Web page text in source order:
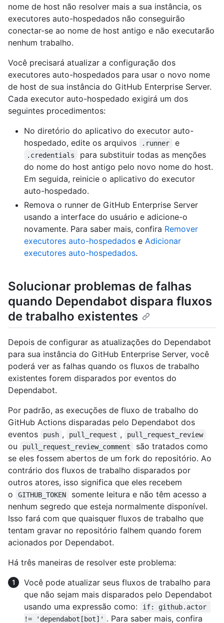
nome de host não resolver mais a sua instância, os
executores auto-hospedados não conseguirão
conectar-se ao nome de host antigo e não executarão
nenhum trabalho.
Você precisará atualizar a configuração dos
executores auto-hospedados para usar o novo nome
de host de sua instância do GitHub Enterprise Server.
Cada executor auto-hospedado exigirá um dos
seguintes procedimentos:
No diretório do aplicativo do executor auto-
hospedado, edite os arquivos
.runner e
.credentials
para substituir todas as menções
do nome do host antigo pelo novo nome do host.
Em seguida, reinicie o aplicativo do executor
auto-hospedado.
Remova o runner de GitHub Enterprise Server
usando a interface do usuário e adicione-o
novamente. Para saber mais, confira Remover
executores auto-hospedados e Adicionar
executores auto-hospedados.
Solucionar problemas de falhas
quando Dependabot dispara fluxos
de trabalho existentes
Depois de configurar as atualizações do Dependabot
para sua instância do GitHub Enterprise Server, você
poderá ver as falhas quando os fluxos de trabalho
existentes forem disparados por eventos do
Dependabot.
Por padrão, as execuções de fluxo de trabalho do
GitHub Actions disparadas pelo Dependabot dos
eventos
push , pull_request , pull_request_review
ou pull_request_review_comment
são tratados como
se eles fossem abertos de um fork do repositório. Ao
contrário dos fluxos de trabalho disparados por
outros atores, isso significa que eles recebem
o
GITHUB_TOKEN
somente leitura e não têm acesso a
nenhum segredo que esteja normalmente disponível.
Isso fará com que quaisquer fluxos de trabalho que
tentam gravar no repositório falhem quando forem
acionados por Dependabot.
Há três maneiras de resolver este problema:
Você pode atualizar seus fluxos de trabalho para
que não sejam mais disparados pelo Dependabot
usando uma expressão como:
if: github.actor
!= 'dependabot[bot]' . Para saber mais, confira